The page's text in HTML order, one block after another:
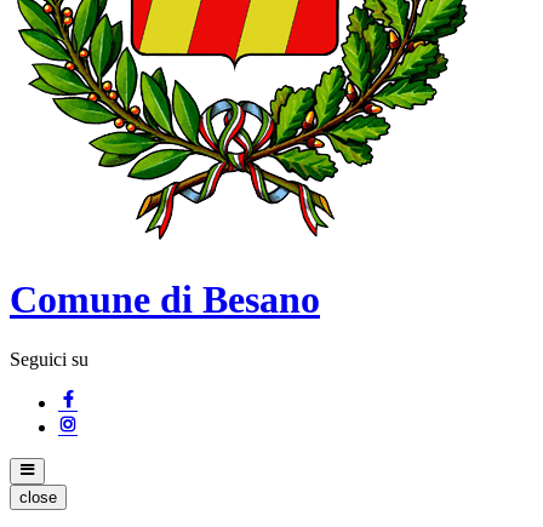
Comune di Besano
Seguici su
close